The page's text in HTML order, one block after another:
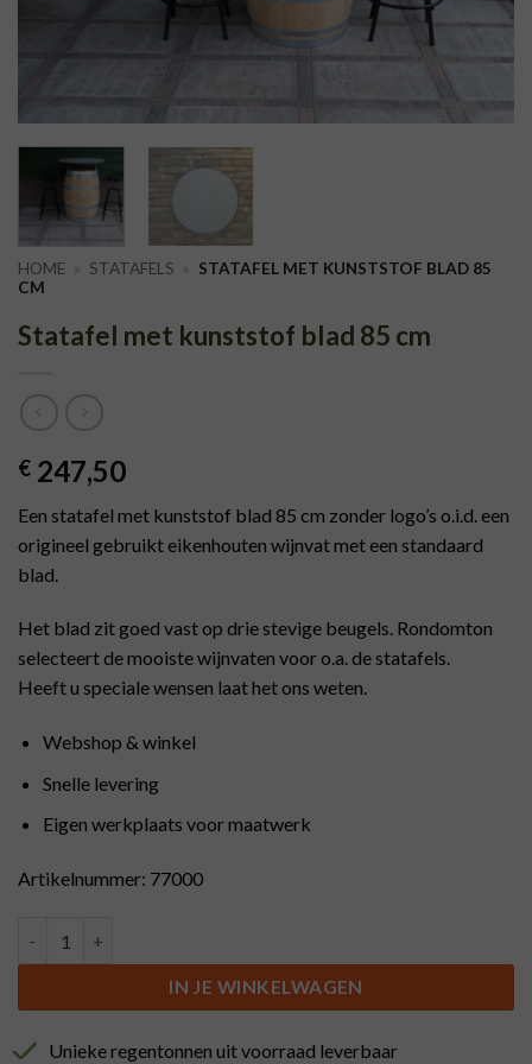
HOME » STATAFELS » STATAFEL MET KUNSTSTOF BLAD 85
CM
Statafel met kunststof blad 85 cm
€ 247,50
Een statafel met kunststof blad 85 cm zonder logo’s o.i.d. een
origineel gebruikt eikenhouten wijnvat met een standaard
blad.
Het blad zit goed vast op drie stevige beugels. Rondomton
selecteert de mooiste wijnvaten voor o.a. de statafels.
Heeft u speciale wensen laat het ons weten.
Webshop & winkel
Snelle levering
Eigen werkplaats voor maatwerk
Artikelnummer: 77000
IN JE WINKELWAGEN
Unieke regentonnen uit voorraad leverbaar